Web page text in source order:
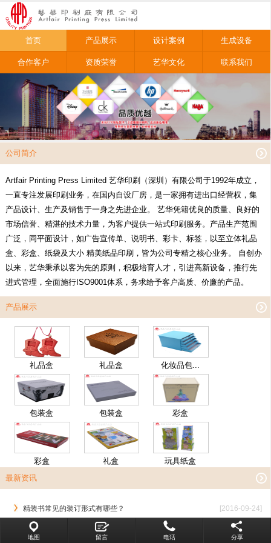
首页 产品展示 设计案例 生成设备
合作客户 资质荣誉 艺华文化 联系我们
公司简介
Artfair Printing Press Limited 艺华印刷（深圳）有限公司于1992年成立，
一直专注发展印刷业务，在国内自设厂房，是一家拥有进出口经营权，集
产品设计、生产及销售于一身之先进企业。 艺华凭籍优良的质量、良好的
市场信誉、精湛的技术力量，为客户提供一站式印刷服务。产品生产范围
广泛，同平面设计，如广告宣传单、说明书、彩卡、标签，以至立体礼品
盒、彩盒、纸袋及大小 精美纸品印刷，皆为公司专精之核心业务。 自创办
以来，艺华秉承以客为先的原则，积极培育人才，引进高新设备，推行先
进式管理，全面施行ISO9001体系，务求给予客户高质、价廉的产品。
产品展示
礼品盒 礼品盒 化妆品包...
包装盒 包装盒 彩盒
彩盒 礼盒
玩具纸盒
最新资讯
精装书常见的装订形式有哪些？ [2016-09-24]
画册印刷中对于画册设计环节的流... [2016-09-24]
地图 留言 电话 分享